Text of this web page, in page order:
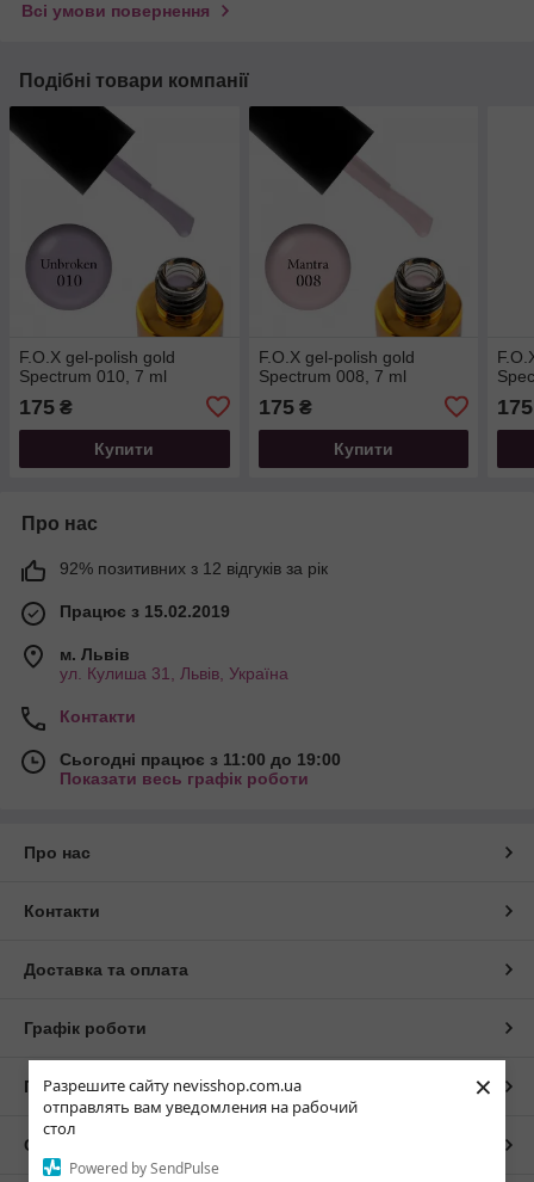
Разрешите сайту nevisshop.com.ua
отправлять вам уведомления на рабочий
стол
Powered by SendPulse
×
Всі умови повернення
Подібні товари компанії
F.O.X gel-polish gold
Spectrum 010, 7 ml
175 ₴
Купити
F.O.X gel-polish gold
Spectrum 008, 7 ml
175₴
Купити
175
Про нас
92% позитивних з 12 відгуків за рік
Працює з 15.02.2019
м. Львів
ул. Кулиша 31, Львів, Україна
Контакти
Сьогодні працює з 11:00 до 19:00
Показати весь графік роботи
Про нас
Контакти
Доставка та оплата
Графік роботи
Повна версія сайту
Сайт створено на маркетплейсі